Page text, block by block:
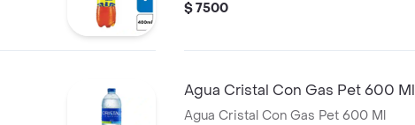
$ 7500
Agua Cristal Con Gas Pet 600 Ml
Agua Cristal Con Gas Pet 600 Ml